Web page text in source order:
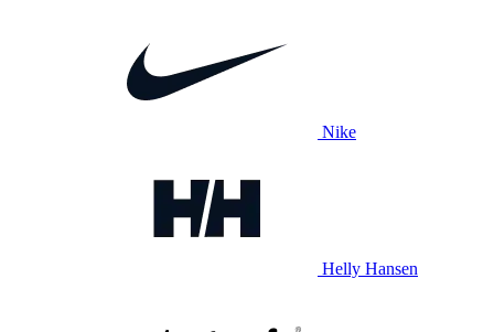
Nike
Helly Hansen